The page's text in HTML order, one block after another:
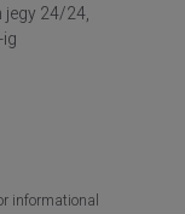
24/24,
informational